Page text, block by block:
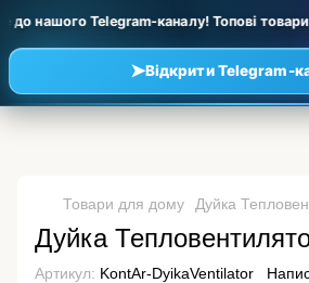
нашого Telegram-каналу! Топові товари,
➤Відкрити Telegram-
Товари для дому Дуйка
Дуйка
Артикул: KontAr-DyikaVentilator